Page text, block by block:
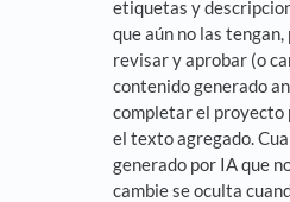
etiquetas y
que aún no las tengan,
revisar y aprobar (o
contenido generado
completar el proyecto
el texto agregado.
generado por IA que
cambie se oculta